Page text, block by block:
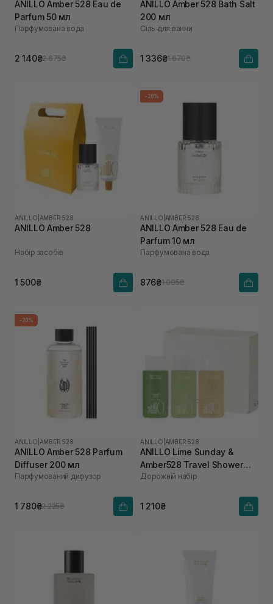
ANILLO Amber 528 Eau de
Parfum 50 мл
Парфумована вода
2 140₴2 675₴
ANILLO Amber 528 Bath Salt
200 мл
Сіль для ванни
1 336₴1 670₴
ANILLO AMBER 528
ANILLO Amber 528
Набір засобів
1 500₴
-20%
ANILLO AMBER 528
ANILLO Amber 528 Eau de
Parfum 10 мл
Парфумована вода
876₴1 095₴
-20%
ANILLO AMBER 528
ANILLO Amber 528 Parfum
Diffuser 200 мл
Парфумований дифузор
1 780₴2 225₴
ANILLO AMBER 528
ANILLO Lime Sunday &
Amber528 Travel Shower
Set
Дорожній набір
1 210₴